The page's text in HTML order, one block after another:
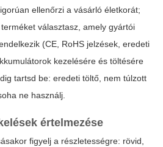
ellenőrzi a vásárló életkorát;
választasz, amely gyártói
(CE, RoHS jelzések, eredeti
kezelésére és töltésére
tartsd be: eredeti töltő, nem túlzott
ne használj.
értelmezése
figyelj a részletességre: rövid,